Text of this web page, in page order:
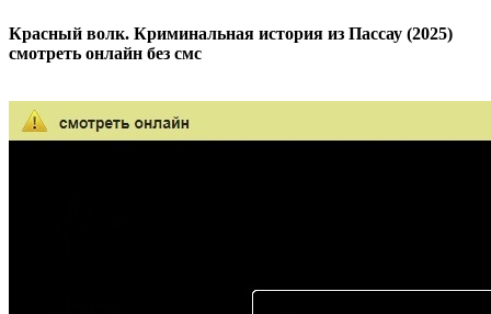
Красный волк. Криминальная история из Пассау (2025)
смотреть онлайн без смс